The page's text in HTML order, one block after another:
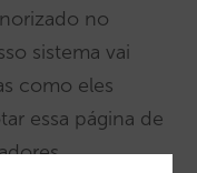
no
sistema vai
como eles
essa página de